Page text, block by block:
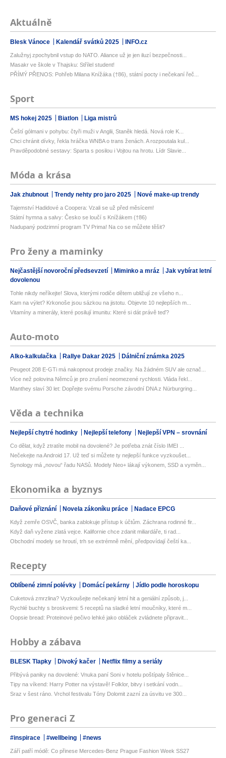
Aktuálně
Blesk Vánoce Kalendář svátků 2025 INFO.cz
Zalužnyj zpochybnil vstup do NATO. Aliance už je jen iluzí bezpečnosti...
Masakr ve škole v Thajsku: Střílel student!
PŘÍMÝ PŘENOS: Pohřeb Milana Knížáka (†86), státní pocty i nečekaní řeč...
Sport
MS hokej 2025 Biatlon Liga mistrů
Čeští gólmani v pohybu: čtyři muži v Anglii, Staněk hledá. Nová role K...
Chci chránit dívky, řekla hráčka WNBA o trans ženách. A rozpoutala kul...
Pravděpodobné sestavy: Sparta s posilou i Vojtou na hrotu. Lídr Slavie...
Móda a krása
Jak zhubnout Trendy nehty pro jaro 2025 Nové make-up trendy
Tajemství Hadidové a Coopera: Vzali se už před měsícem!
Státní hymna a salvy: Česko se loučí s Knížákem (†86)
Nadupaný podzimní program TV Prima! Na co se můžete těšit?
Pro ženy a maminky
Nejčastější novoroční předsevzetí Miminko a mráz
Jak vybírat letní
dovolenou
Tohle nikdy neříkejte! Slova, kterými rodiče dětem ubližují ze všeho n...
Kam na výlet? Krkonoše jsou sázkou na jistotu. Objevte 10 nejlepších m...
Vitamíny a minerály, které posilují imunitu: Které si dát právě teď?
Auto-moto
Alko-kalkulačka Rallye Dakar 2025 Dálniční známka 2025
Peugeot 208 E-GTi má nakopnout prodeje značky. Na žádném SUV ale označ...
Více než polovina Němců je pro zrušení neomezené rychlosti. Vláda řekl...
Manthey slaví 30 let: Dopřejte svému Porsche závodní DNA z Nürburgring...
Věda a technika
Nejlepší chytré hodinky Nejlepší telefony Nejlepší VPN – srovnání
Co dělat, když ztratíte mobil na dovolené? Je potřeba znát číslo IMEI ...
Nečekejte na Android 17. Už teď si můžete ty nejlepší funkce vyzkoušet...
Synology má „novou“ řadu NASů. Modely Neo+ lákají výkonem, SSD a vyměn...
Ekonomika a byznys
Daňové přiznání Novela zákoníku práce Nadace EPCG
Když zemře OSVČ, banka zablokuje přístup k účtům. Záchrana rodinné fir...
Když daň vyžene zlatá vejce. Kalifornie chce zdanit miliardáře, ti rad...
Obchodní modely se hroutí, trh se extrémně mění, předpovídají čeští ka...
Recepty
Oblíbené zimní polévky Domácí pekárny Jídlo podle horoskopu
Cuketová zmrzlina? Vyzkoušejte nečekaný letní hit a geniální způsob, j...
Rychlé buchty s broskvemi: 5 receptů na sladké letní moučníky, které m...
Oopsie bread: Proteinové pečivo lehké jako obláček zvládnete připravit...
Hobby a zábava
BLESK Tlapky Divoký kačer Netflix filmy a seriály
Přibývá paniky na dovolené: Vnuka paní Soni v hotelu poštípaly štěnice...
Tipy na víkend: Harry Potter na výstavě! Folklor, bitvy i setkání vodn...
Sraz v šest ráno. Vrchol festivalu Tóny Dolomit zazní za úsvitu ve 300...
Pro generaci Z
#inspirace #wellbeing #news
Září patří módě: Co přinese Mercedes-Benz Prague Fashion Week SS27